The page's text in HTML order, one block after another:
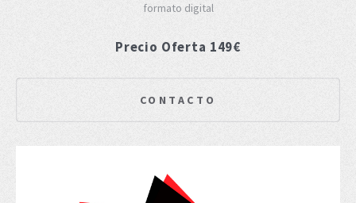
formato digital
Precio Oferta 149€
CONTACTO